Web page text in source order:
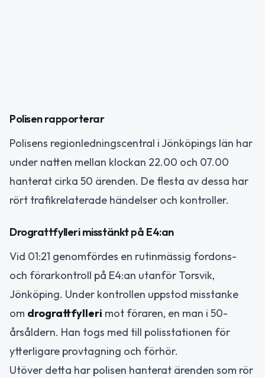
Polisen rapporterar
Polisens regionledningscentral i Jönköpings län har
under natten mellan klockan 22.00 och 07.00
hanterat cirka 50 ärenden. De flesta av dessa har
rört trafikrelaterade händelser och kontroller.
Drograttfylleri misstänkt på E4:an
Vid 01:21 genomfördes en rutinmässig fordons-
och förarkontroll på E4:an utanför Torsvik,
Jönköping. Under kontrollen uppstod misstanke
om drograttfylleri mot föraren, en man i 50-
årsåldern. Han togs med till polisstationen för
ytterligare provtagning och förhör.
Utöver detta har polisen hanterat ärenden som rör